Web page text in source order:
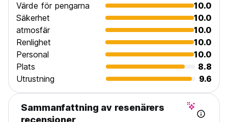
Värde för pengarna
10.0
Säkerhet
10.0
atmosfär
10.0
Renlighet
10.0
Personal
10.0
Plats
8.8
Utrustning
9.6
Sammanfattning av resenärers
recensioner